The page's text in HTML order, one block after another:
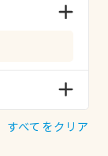
すべてをクリア